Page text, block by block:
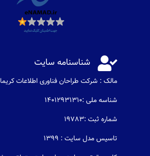
 شناسنامه سایت
مالک : شرکت طراحان فناوری اطلاعات
شناسه ملی :14012931310
شماره ثبت :19783
تاسیس مدل سایت : 1399